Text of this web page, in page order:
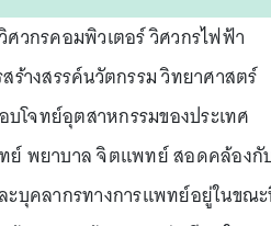
ศวกรคอมพิวเตอร์ วิศวกรไฟฟ้า
างสรรค์นวัตกรรม วิทยาศาสตร์
โจทย์อุตสาหกรรมของประเทศ
ย์ พยาบาล จิตแพทย์ สอดคล้องกั
บุคลากรทางการแพทย์อยู่ในขณ